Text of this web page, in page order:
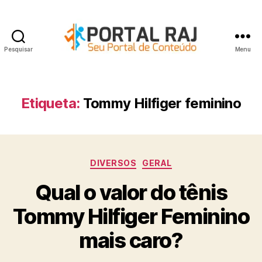
Pesquisar Menu
Etiqueta: Tommy Hilfiger feminino
Categorias
DIVERSOS GERAL
Qual o valor do tênis
Tommy Hilfiger Feminino
mais caro?